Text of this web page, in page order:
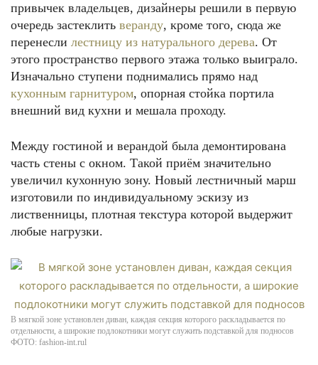
привычек владельцев, дизайнеры решили в первую
очередь застеклить веранду, кроме того, сюда же
перенесли лестницу из натурального дерева. От
этого пространство первого этажа только выиграло.
Изначально ступени поднимались прямо над
кухонным гарнитуром, опорная стойка портила
внешний вид кухни и мешала проходу.
Между гостиной и верандой была демонтирована
часть стены с окном. Такой приём значительно
увеличил кухонную зону. Новый лестничный марш
изготовили по индивидуальному эскизу из
лиственницы, плотная текстура которой выдержит
любые нагрузки.
В мягкой зоне установлен диван, каждая секция которого раскладывается по
отдельности, а широкие подлокотники могут служить подставкой для подносов
ФОТО: fashion-int.rul